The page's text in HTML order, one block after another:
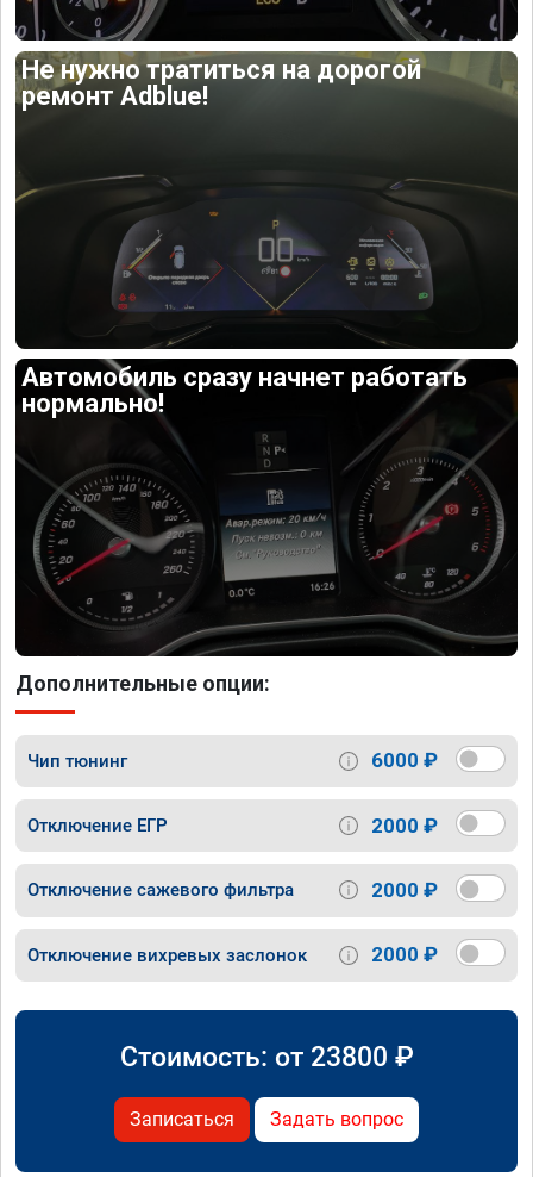
Не нужно тратиться на дорогой
ремонт Adblue!
Автомобиль сразу начнет работать
нормально!
Дополнительные опции:
Чип тюнинг 6000 ₽
Отключение ЕГР 2000 ₽
Отключение сажевого фильтра 2000 ₽
Отключение вихревых заслонок 2000 ₽
Стоимость: от 23800 ₽
Записаться Задать вопрос